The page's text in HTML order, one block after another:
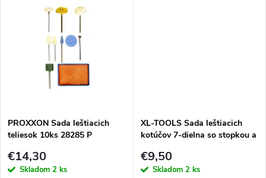
o
v
o
v
PROXXON Sada leštiacich
teliesok 10ks 28285 P
€14,30
Skladom 2 ks
XL-TOOLS Sada leštiacich
kotúčov 7-dielna so stopkou a
€9,50
Skladom 2 ks